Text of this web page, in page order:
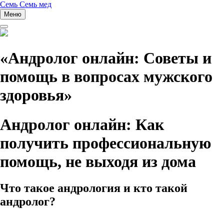
Перейти
к
содержимому
Семь Семь мед
Меню
«Андролог онлайн: Советы и
помощь в вопросах мужского
здоровья»
Андролог онлайн: Как
получить профессиональную
помощь, не выходя из дома
Что такое андрология и кто такой
андролог?